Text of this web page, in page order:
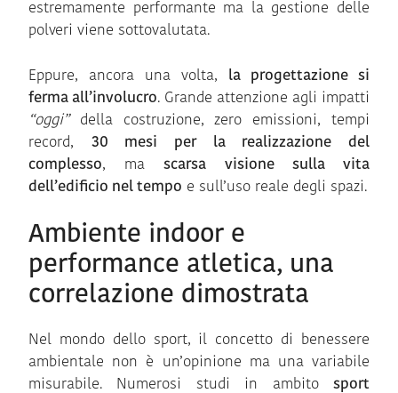
estremamente performante ma la gestione delle
polveri viene sottovalutata.
Eppure, ancora una volta, la progettazione si
ferma all’involucro. Grande attenzione agli impatti
“oggi”della costruzione, zero emissioni, tempi
record, 30 mesi per la realizzazione del
complesso, mascarsa visione sulla vita
dell’edificio nel tempo e sull’uso reale degli spazi.
Ambiente indoor e
performance atletica, una
correlazione dimostrata
Nel mondo dello sport, il concetto di benessere
ambientale non è un’opinione ma una variabile
misurabile. Numerosi studi in ambito sport